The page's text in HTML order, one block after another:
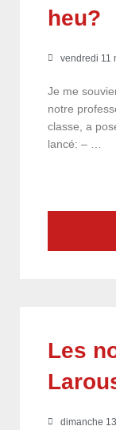
heu?
vendredi 11
Je me
notre
classe, a
lancé: – …
Les
dimanche